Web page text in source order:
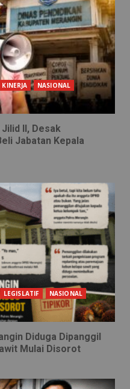
KINERJA
NASIONAL
II, Desak
Jabatan Kepala
LEGISLATIF
NASIONAL
Diduga Dipanggil
Mulai Disorot